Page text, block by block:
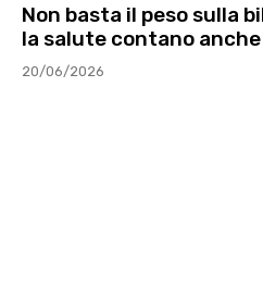
Non basta il peso sulla
la salute contano
20/06/2026